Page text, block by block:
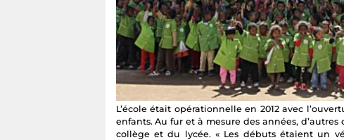
L’école était opérationnelle en 2012 avec
enfants. Au fur et à mesure des années,
collège et du lycée. « Les débuts étaient un